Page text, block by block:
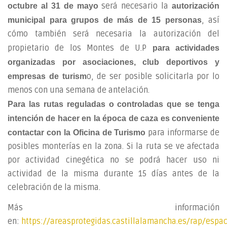
octubre al 31 de mayo será necesario la autorización
municipal para grupos de más de 15 personas, así
cómo también será necesaria la autorización del
propietario de los Montes de U.P
para actividades
organizadas por asociaciones, club deportivos y
empresas de turismo, de ser posible solicitarla por lo
menos con una semana de antelación.
Para las rutas reguladas o controladas que se tenga
intención de hacer en la época de caza es conveniente
contactar con la Oficina de Turismo para informarse de
posibles monterías en la zona. Si la ruta se ve afectada
por actividad cinegética no se podrá hacer uso ni
actividad de la misma durante 15 días antes de la
celebración de la misma.
Más información
en: https://areasprotegidas.castillalamancha.es/rap/